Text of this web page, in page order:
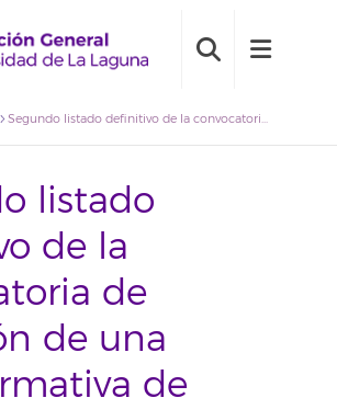
Segundo listado definitivo de la convocatoria de selección de una beca formativa de investigación para participar en el proyecto “Plan de Actuación Insular Volcánico de la Isla de La Palma” (2018BDB009)
listado
de la
de
de una
de